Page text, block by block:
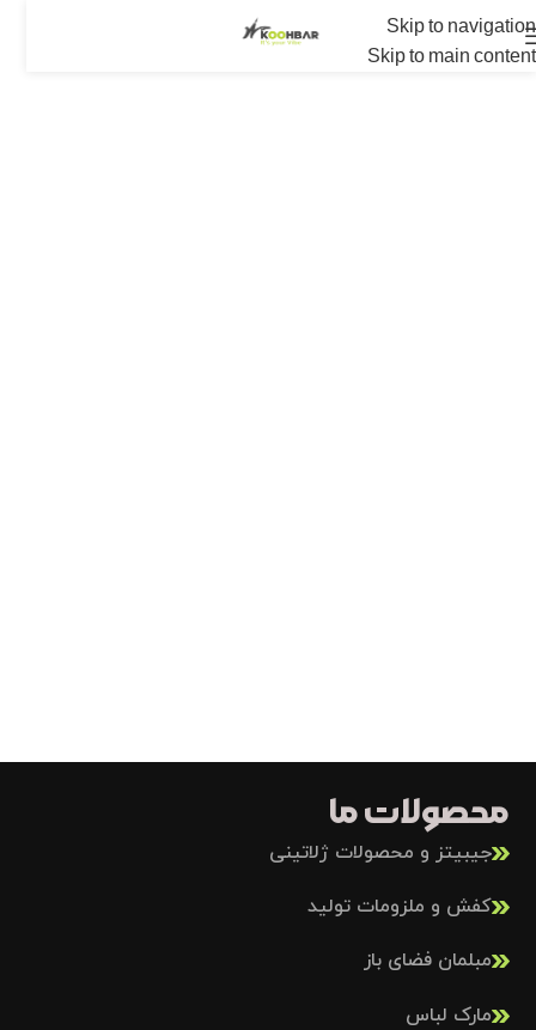
Skip to navigation
Skip to main content
محصولات ما
جیبیتز و محصولات ژلاتینی
کفش و ملزومات تولید
مبلمان فضای باز
مارک لباس